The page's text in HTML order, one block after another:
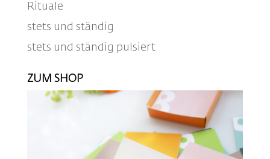
Rituale
stets und ständig
stets und ständig pulsiert
ZUM SHOP